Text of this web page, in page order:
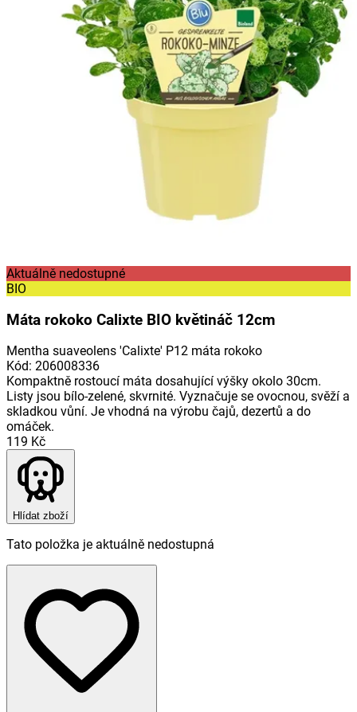
Aktuálně nedostupné
BIO
Máta rokoko Calixte BIO květináč 12cm
Mentha suaveolens 'Calixte' P12 máta rokoko
Kód: 206008336
Kompaktně rostoucí máta dosahující výšky okolo 30cm.
Listy jsou bílo-zelené, skvrnité. Vyznačuje se ovocnou, svěží a
skladkou vůní. Je vhodná na výrobu čajů, dezertů a do
omáček.
119 Kč
Hlídat zboží
Tato položka je aktuálně nedostupná